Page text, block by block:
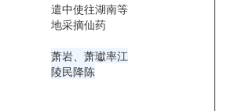
遣中使往湖南等
地采摘仙药
萧岩、萧瓛率江
陵民降陈